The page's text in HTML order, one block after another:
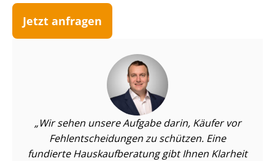
Jetzt anfragen
Wir sehen unsere Aufgabe darin, Käufer vor
Fehl­ent­schei­dun­gen zu schützen. Eine
fundierte Haus­kauf­be­ra­tung gibt Ihnen Klarheit